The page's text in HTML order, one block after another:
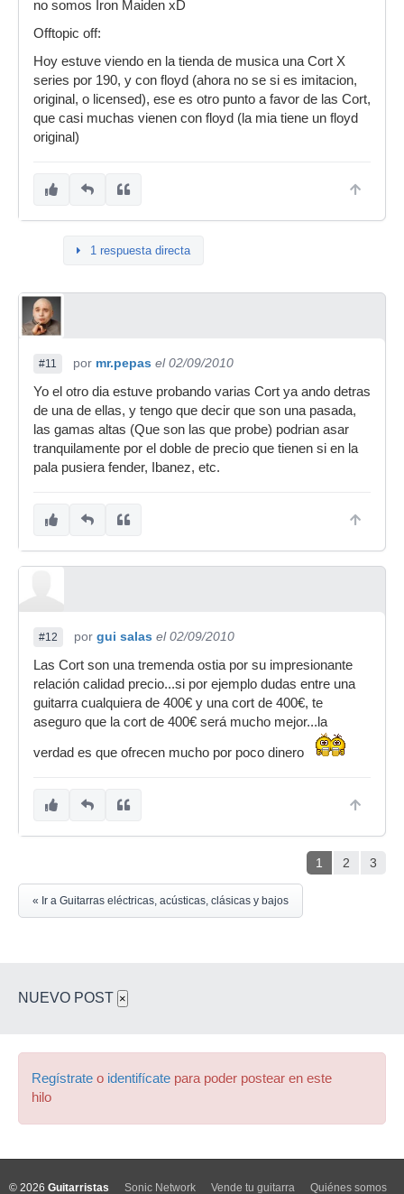
no somos Iron Maiden xD
Offtopic off:
Hoy estuve viendo en la tienda de musica una Cort X
series por 190, y con floyd (ahora no se si es imitacion,
original, o licensed), ese es otro punto a favor de las Cort,
que casi muchas vienen con floyd (la mia tiene un floyd
original)
1 respuesta directa
#11 por mr.pepas el 02/09/2010
Yo el otro dia estuve probando varias Cort ya ando detras
de una de ellas, y tengo que decir que son una pasada,
las gamas altas (Que son las que probe) podrian asar
tranquilamente por el doble de precio que tienen si en la
pala pusiera fender, Ibanez, etc.
#12 por gui salas el 02/09/2010
Las Cort son una tremenda ostia por su impresionante
relación calidad precio...si por ejemplo dudas entre una
guitarra cualquiera de 400€ y una cort de 400€, te
aseguro que la cort de 400€ será mucho mejor...la
verdad es que ofrecen mucho por poco dinero
1 2 3
« Ir a Guitarras eléctricas, acústicas, clásicas y bajos
NUEVO POST ×
Regístrate o identifícate para poder postear en este
hilo
© 2026 Guitarristas Sonic Network Vende tu guitarra Quiénes somos